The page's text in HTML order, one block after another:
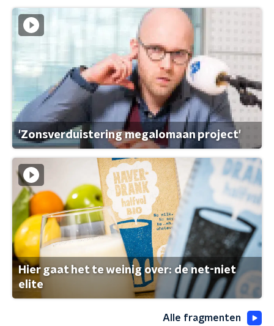
'Zonsverduistering megalomaan project'
Hier gaat het te weinig over: de net-niet
elite
Alle fragmenten